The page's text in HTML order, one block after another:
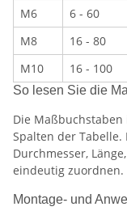
M6
6 - 60
M8
16 - 80
M10
16 - 100
So lesen Sie die
Die
Spalten der
Durchmesser,
eindeutig zuordnen.
Montage- und